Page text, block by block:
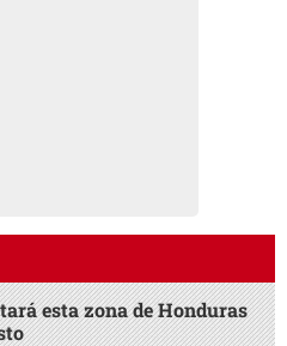
esta zona de Honduras